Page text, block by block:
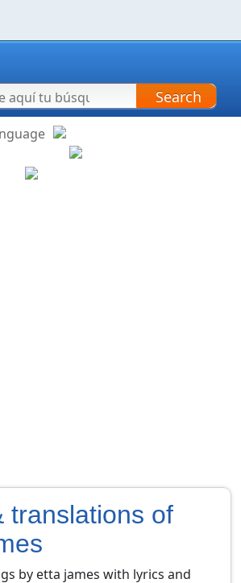
Search
translations of
by etta james with lyrics and